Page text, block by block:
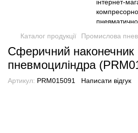
Каталог продукції Промислова
Сферичний наконечник
пневмоциліндра
Артикул: PRM015091 Написати відгук